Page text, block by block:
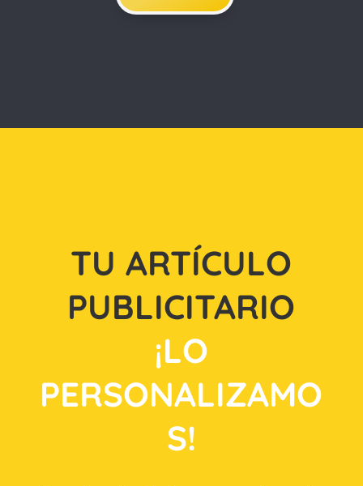
TU ARTÍCULO
PUBLICITARIO
¡LO
PERSONALIZAMO
S!